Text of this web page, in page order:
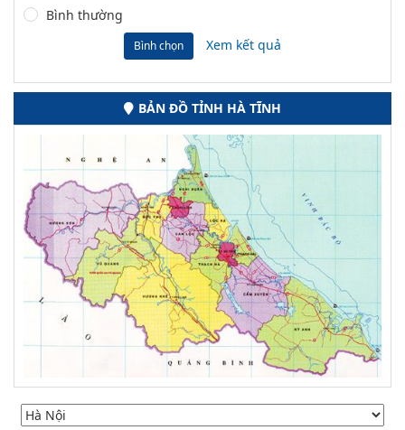
Bình thường
Bình chọn Xem kết quả
BẢN ĐỒ TỈNH HÀ TĨNH